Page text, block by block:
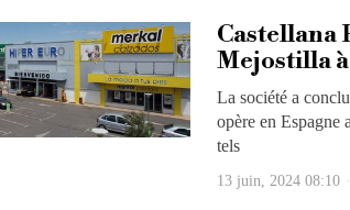
Castellana
Mejostilla
La société a
opère en Espagne
tels
13 juin, 2024 08:10